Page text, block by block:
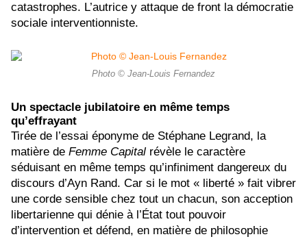
catastrophes. L’autrice y attaque de front la démocratie
sociale interventionniste.
Photo © Jean-Louis Fernandez
Un spectacle jubilatoire en même temps
qu’effrayant
Tirée de l’essai éponyme de Stéphane Legrand, la
matière de Femme Capital révèle le caractère
séduisant en même temps qu’infiniment dangereux du
discours d’Ayn Rand. Car si le mot « liberté » fait vibrer
une corde sensible chez tout un chacun, son acception
libertarienne qui dénie à l’État tout pouvoir
d’intervention et défend, en matière de philosophie